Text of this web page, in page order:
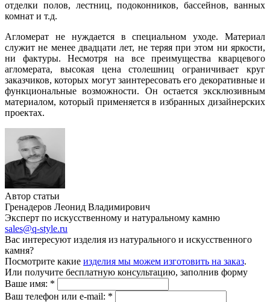
отделки полов, лестниц, подоконников, бассейнов, ванных
комнат и т.д.
Агломерат не нуждается в специальном уходе. Материал
служит не менее двадцати лет, не теряя при этом ни яркости,
ни фактуры. Несмотря на все преимущества кварцевого
агломерата, высокая цена столешниц ограничивает круг
заказчиков, которых могут заинтересовать его декоративные и
функциональные возможности. Он остается эксклюзивным
материалом, который применяется в избранных дизайнерских
проектах.
Автор статьи
Гренадеров Леонид Владимирович
Эксперт по искусственному и натуральному камню
sales@q-style.ru
Вас интересуют изделия из натурального и искусственного
камня?
Посмотрите какие изделия мы можем изготовить на заказ.
Или получите бесплатную консультацию, заполнив форму
Ваше имя: *
Ваш телефон или e-mail: *